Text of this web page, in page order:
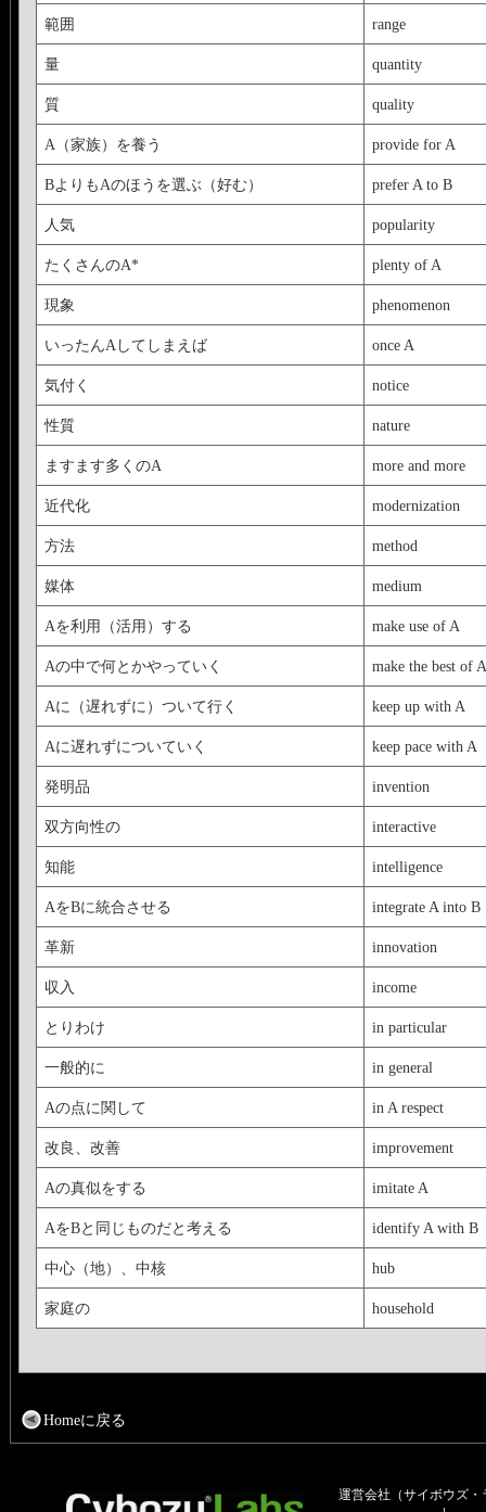
範囲 range
量 quantity
質 quality
A（家族）を養う provide for A
BよりもAのほうを選ぶ（好む） prefer A to B
人気 popularity
たくさんのA* plenty of A
現象 phenomenon
いったんAしてしまえば once A
気付く notice
性質 nature
ますます多くのA more and more
近代化 modernization
方法 method
媒体 medium
Aを利用（活用）する make use of A
Aの中で何とかやっていく make the best of A
Aに（遅れずに）ついて行く keep up with A
Aに遅れずについていく keep pace with A
発明品 invention
双方向性の interactive
知能 intelligence
AをBに統合させる integrate A into B
革新 innovation
収入 income
とりわけ in particular
一般的に in general
Aの点に関して in A respect
改良、改善 improvement
Aの真似をする imitate A
AをBと同じものだと考える identify A with B
中心（地）、中核 hub
家庭の household
Homeに戻る
運営会社（サイボウズ・